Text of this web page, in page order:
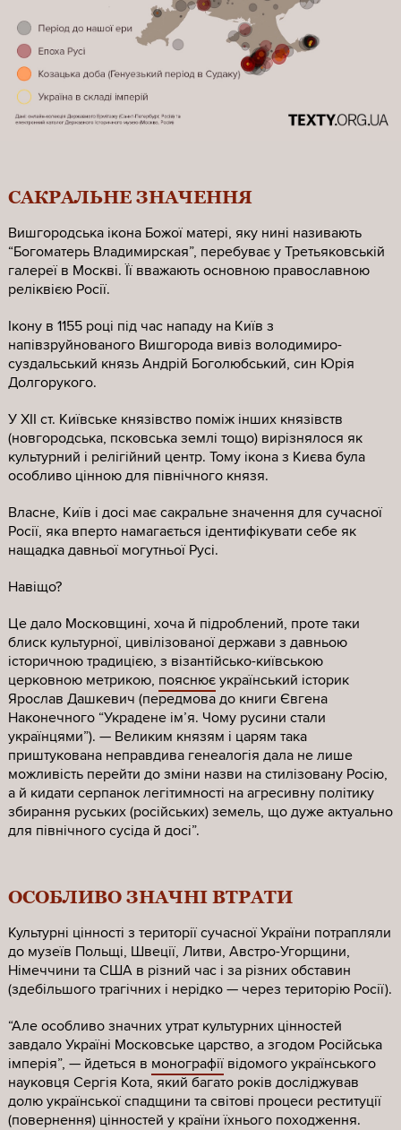
САКРАЛЬНЕ ЗНАЧЕННЯ
Вишгородська ікона Божої матері, яку нині називають
“Богоматерь Владимирская”, перебуває у Третьяковській
галереї в Москві. Її вважають основною православною
реліквією Росії.
Ікону в 1155 році під час нападу на Київ з
напівзруйнованого Вишгорода вивіз володимиро-
суздальський князь Андрій Боголюбський, син Юрія
Долгорукого.
У ХІІ ст. Київське князівство поміж інших князівств
(новгородська, псковська землі тощо) вирізнялося як
культурний і релігійний центр. Тому ікона з Києва була
особливо цінною для північного князя.
Власне, Київ і досі має сакральне значення для сучасної
Росії, яка вперто намагається ідентифікувати себе як
нащадка давньої могутньої Русі.
Навіщо?
Це дало Московщині, хоча й підроблений, проте таки
блиск культурної, цивілізованої держави з давньою
історичною традицією, з візантійсько-київською
церковною метрикою, пояснюєукраїнський історик
Ярослав Дашкевич (передмова до книги Євгена
Наконечного “Украдене імʼя. Чому русини стали
українцями”). — Великим князям і царям така
приштукована неправдива генеалогія дала не лише
можливість перейти до зміни назви на стилізовану Росію,
а й кидати серпанок легітимності на агресивну політику
збирання руських (російських) земель, що дуже актуально
для північного сусіда й досі”.
ОСОБЛИВО ЗНАЧНІ ВТРАТИ
Культурні цінності з території сучасної України потрапляли
до музеїв Польщі, Швеції, Литви, Австро-Угорщини,
Німеччини та США в різний час і за різних обставин
(здебільшого трагічних і нерідко — через територію Росії).
“Але особливо значних утрат культурних цінностей
завдало Україні Московське царство, а згодом Російська
імперія”, — йдеться в монографіївідомого українського
науковця Сергія Кота, який багато років досліджував
долю української спадщини та світові процеси реституції
(повернення) цінностей у країни їхнього походження.